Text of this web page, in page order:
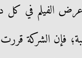
عرض الفيلم
فإن